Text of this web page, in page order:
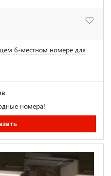
6-местном номере для
номера!